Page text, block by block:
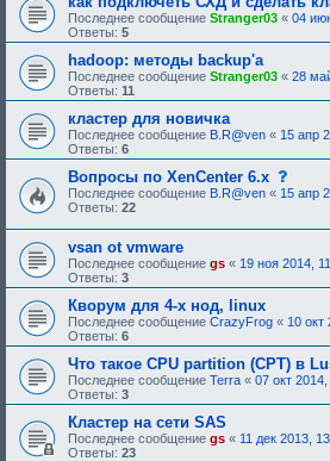
б
у
щ
е
е
б
н
и
Последнее сообщение Stranger03 « 04
Ответы: 5
hadoop: методы backup'a
Последнее сообщение Stranger03 « 28
Ответы: 11
кластер для новичка
Последнее сообщение B.R@ven « 15 апр
Ответы: 6
Вопросы по XenCenter 6.x
о
о
щ
н
е
т
р
е
б
у
ю
щ
е
о
Последнее сообщение B.R@ven « 15 апр
Ответы: 22
vsan ot vmware
Последнее сообщение gs « 19 ноя 2014,
Ответы: 3
Кворум для 4-х нод, linux
Последнее сообщение CrazyFrog « 10 окт
Ответы: 6
Что такое CPU partition (CPT) в
Последнее сообщение Terra « 07 окт 2014,
Ответы: 3
Кластер на сети SAS
Последнее сообщение gs « 11 дек 2013,
Ответы: 23